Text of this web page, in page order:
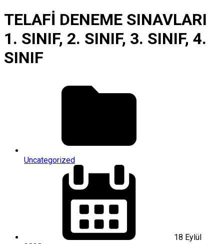
TELAFİ DENEME SINAVLARI
1. SINIF, 2. SINIF, 3. SINIF, 4.
SINIF
Uncategorized
18 Eylül